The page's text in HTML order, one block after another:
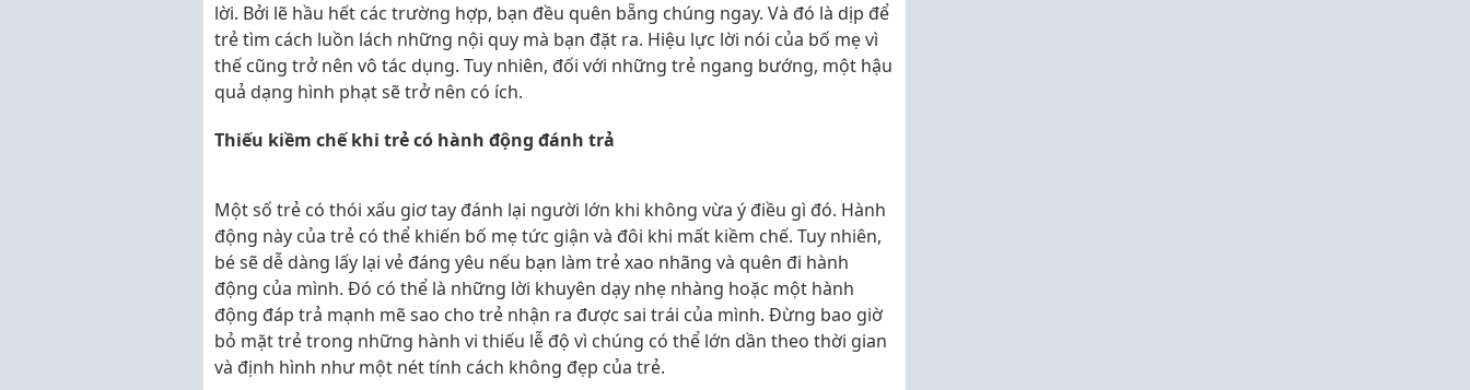
lời. Bởi lẽ hầu hết các trường hợp, bạn đều quên bẵng chúng ngay. Và đó là dịp để
trẻ tìm cách luồn lách những nội quy mà bạn đặt ra. Hiệu lực lời nói của bố mẹ vì
thế cũng trở nên vô tác dụng. Tuy nhiên, đối với những trẻ ngang bướng, một hậu
quả dạng hình phạt sẽ trở nên có ích.
Thiếu kiềm chế khi trẻ có hành động đánh trả
Một số trẻ có thói xấu giơ tay đánh lại người lớn khi không vừa ý điều gì đó. Hành
động này của trẻ có thể khiến bố mẹ tức giận và đôi khi mất kiềm chế. Tuy nhiên,
bé sẽ dễ dàng lấy lại vẻ đáng yêu nếu bạn làm trẻ xao nhãng và quên đi hành
động của mình. Đó có thể là những lời khuyên dạy nhẹ nhàng hoặc một hành
động đáp trả mạnh mẽ sao cho trẻ nhận ra được sai trái của mình. Đừng bao giờ
bỏ mặt trẻ trong những hành vi thiếu lễ độ vì chúng có thể lớn dần theo thời gian
và định hình như một nét tính cách không đẹp của trẻ.